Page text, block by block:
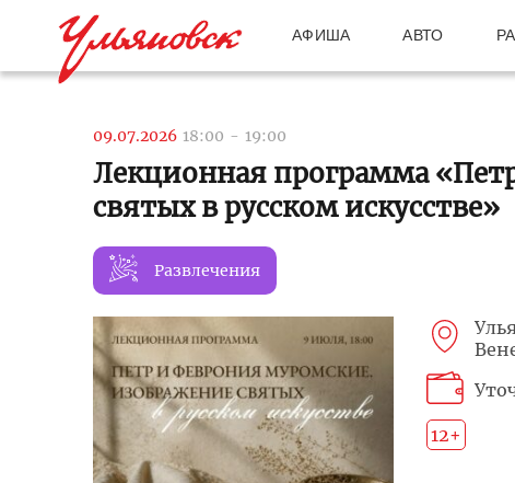
АФИША АВТО
09.07.2026 18:00 - 19:00
Лекционная программа
святых в русском искусстве»
Развлечения
12+